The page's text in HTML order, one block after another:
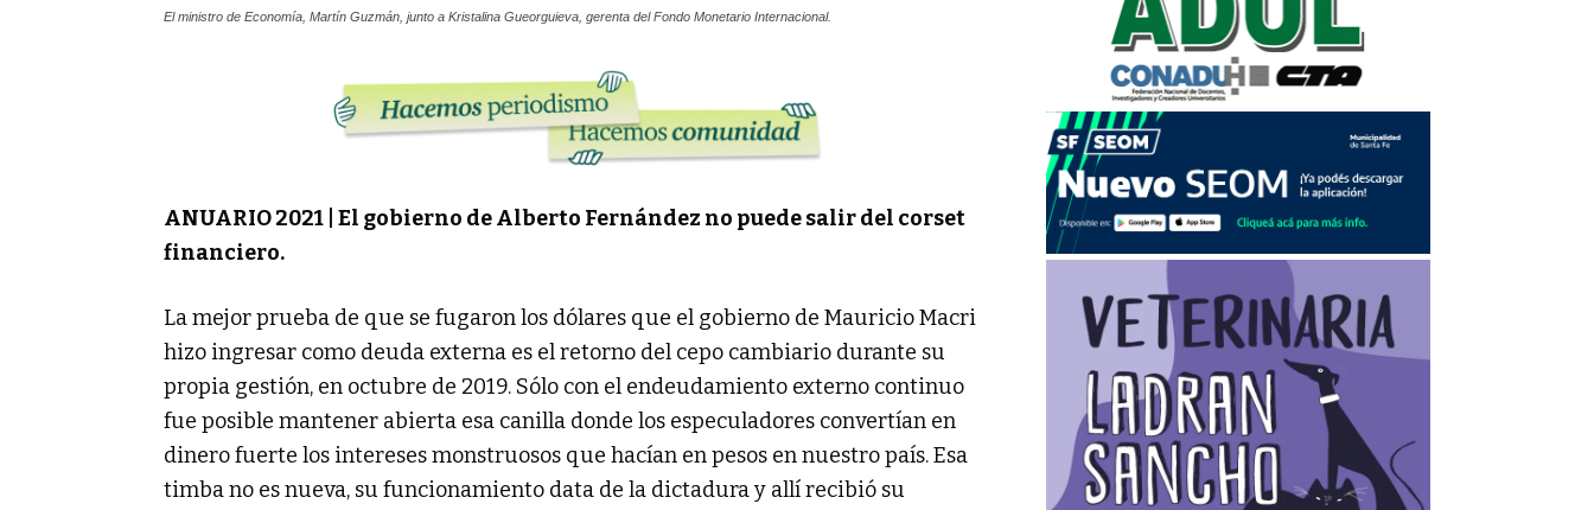
El ministro de Economía, Martín Guzmán, junto a Kristalina Gueorguieva, gerenta del Fondo Monetario Internacional.
ANUARIO 2021 | El gobierno de Alberto Fernández no puede salir del corset
financiero.
La mejor prueba de que se fugaron los dólares que el gobierno de Mauricio Macri
hizo ingresar como deuda externa es el retorno del cepo cambiario durante su
propia gestión, en octubre de 2019. Sólo con el endeudamiento externo continuo
fue posible mantener abierta esa canilla donde los especuladores convertían en
dinero fuerte los intereses monstruosos que hacían en pesos en nuestro país. Esa
timba no es nueva, su funcionamiento data de la dictadura y allí recibió su